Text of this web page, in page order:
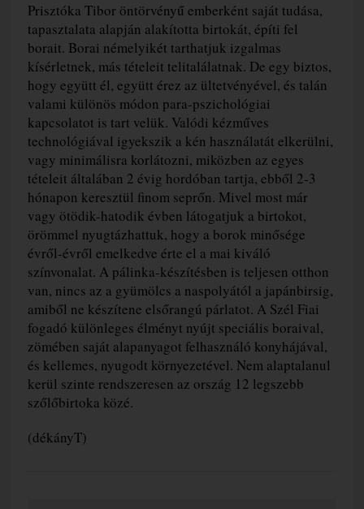
Prisztóka Tibor öntörvényű emberként saját tudása,
tapasztalata alapján alakította birtokát, építi fel
borait. Borai némelyikét tarthatjuk izgalmas
kísérletnek, más tételeit telitalálatnak. De egy biztos,
hogy együtt él, együtt érez az ültetvényével, és talán
valami különös módon para-pszichológiai
kapcsolatot is tart velük. Valódi kézműves
technológiával igyekszik a kén használatát elkerülni,
vagy minimálisra korlátozni, miközben az egyes
tételeit általában 2 évig hordóban tartja, ebből 2-3
hónapon keresztül finom seprőn. Mivel most már
vagy ötödik-hatodik évben látogatjuk a birtokot,
örömmel nyugtázhattuk, hogy a borok minősége
évről-évről emelkedve érte el a mai kiváló
színvonalat. A pálinka-készítésben is teljesen otthon
van, nincs az a gyümölcs a naspolyától a japánbirsig,
amiből ne készítene elsőrangú párlatot. A Szél Fiai
fogadó különleges élményt nyújt speciális boraival,
zömében saját alapanyagot felhasználó konyhájával,
és kellemes, nyugodt környezetével. Nem alaptalanul
kerül szinte rendszeresen az ország 12 legszebb
szőlőbirtoka közé.
(dékányT)